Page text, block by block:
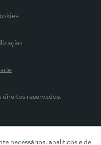
necessários, analíticos e de
direitos reservados.